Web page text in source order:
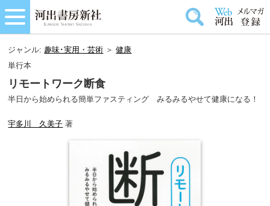
ジャンル: 趣味･実用・芸術 ＞健康
単行本
リモートワーク断食
半日から始められる簡単ファスティング みるみるやせて健康になる！
宇多川 久美子 著